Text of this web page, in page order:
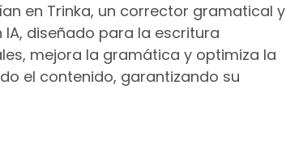
en Trinka, un corrector gramatical y
diseñado para la escritura
mejora la gramática y optimiza la
el contenido, garantizando su